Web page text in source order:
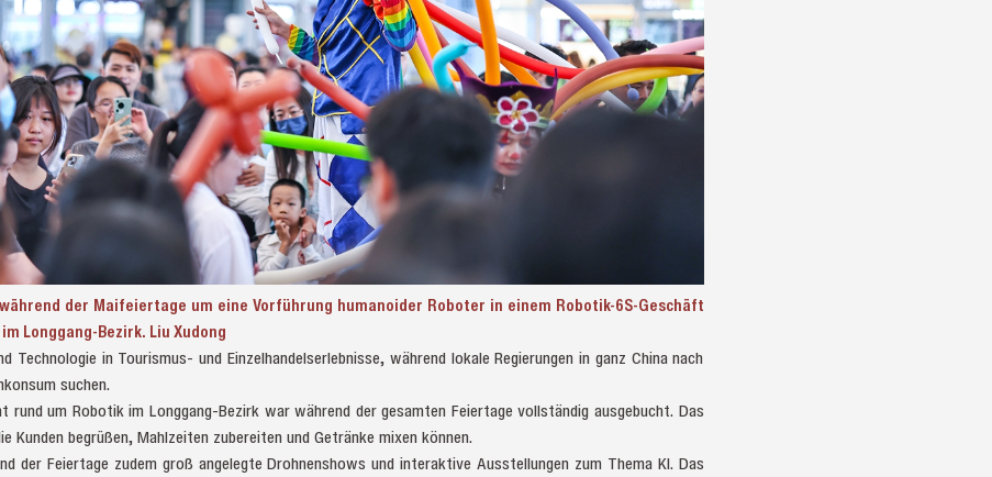
der Maifeiertage um eine Vorführung humanoider Roboter in einem Robotik-6S-Geschäft
Longgang-Bezirk. Liu Xudong
Technologie in Tourismus- und Einzelhandelserlebnisse, während lokale Regierungen in ganz China nach
suchen.
um Robotik im Longgang-Bezirk war während der gesamten Feiertage vollständig ausgebucht. Das
Kunden begrüßen, Mahlzeiten zubereiten und Getränke mixen können.
der Feiertage zudem groß angelegte Drohnenshows und interaktive Ausstellungen zum Thema KI. Das